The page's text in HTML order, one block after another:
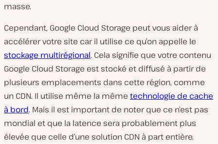
masse.
Cependant, Google Cloud Storage peut vous aider à
accélérer votre site car il utilise ce qu’on appelle le
stockage multirégional. Cela signifie que votre contenu
Google Cloud Storage est stocké et diffusé à partir de
plusieurs emplacements dans cette région, comme
un CDN. Il utilise même la même technologie de cache
à bord. Mais il est important de noter que ce n’est pas
mondial et que la latence sera probablement plus
élevée que celle d’une solution CDN à part entière.